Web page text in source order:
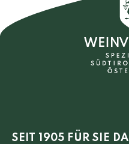
SEIT 1905 FÜR SIE DA